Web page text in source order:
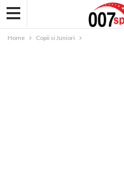
Home Copii si Juniori